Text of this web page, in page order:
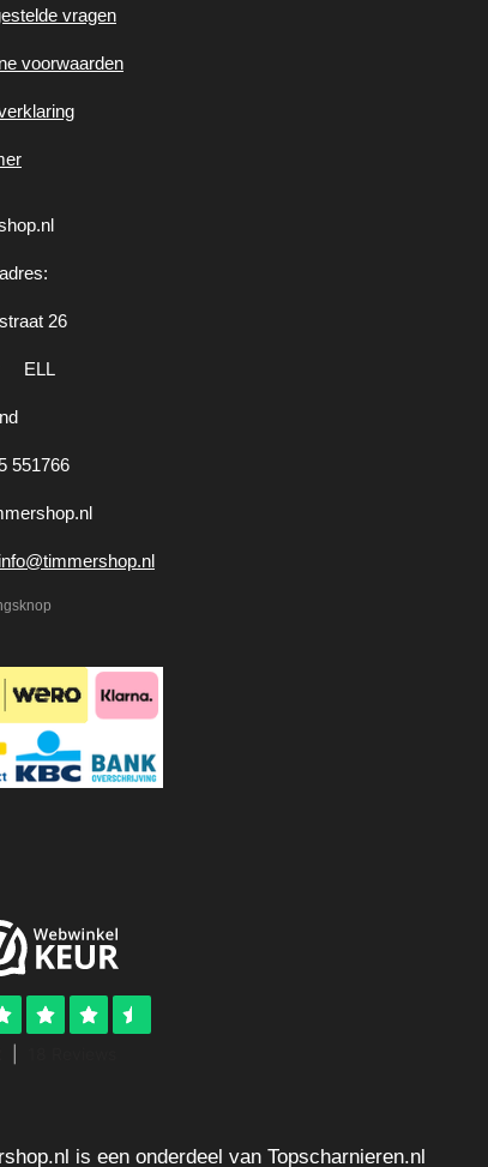
vragen
voorwaarden
26
ELL
551766
info@timmershop.nl
is een onderdeel van Topscharnieren.nl